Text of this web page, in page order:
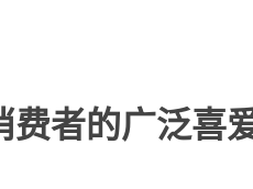
费者的广泛喜